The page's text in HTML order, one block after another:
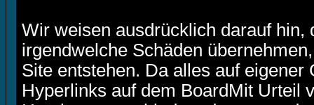
Wir weisen ausdrücklich darauf
irgendwelche Schäden
Site entstehen. Da alles auf
Hyperlinks auf dem BoardMit Urteil